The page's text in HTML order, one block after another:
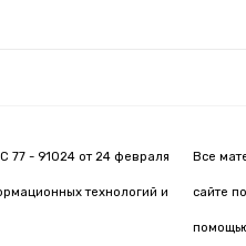
77 - 91024 от 24 февраля
технологий и
Все
сайте